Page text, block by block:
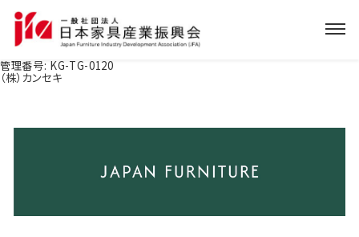
管理番号: KG-TG-0120
（株）カンセキ